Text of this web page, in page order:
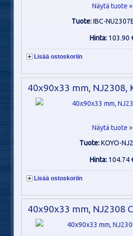
Näytä tuote »
Tuote:IBC-
Hinta: 103.90
Lisää ostoskoriin
40x90x33 mm, NJ2308,
Näytä tuote »
Tuote:KOYO-
Hinta: 104.74
Lisää ostoskoriin
40x90x33 mm, NJ2308